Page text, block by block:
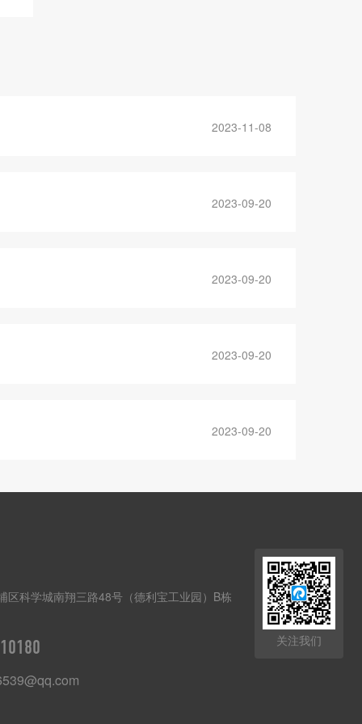
2023-11-08
2023-09-20
2023-09-20
2023-09-20
2023-09-20
区科学城南翔三路48号（德利宝工业园）B栋
关注我们